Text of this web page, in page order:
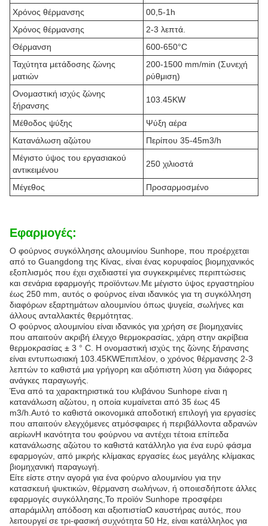
Χρόνος θέρμανσης
00,5-1h
Χρόνος θέρμανσης
2-3 λεπτά.
Θέρμανση
600-650°C
Ταχύτητα μετάδοσης ζώνης
ματιών
200-1500 mm/min (Συνεχή
ρύθμιση)
Ονομαστική ισχύς ζώνης
ξήρανσης
103.45KW
Μέθοδος ψύξης
Ψύξη αέρα
Κατανάλωση αζώτου
Περίπου 35-45m3/h
Μέγιστο ύψος του εργασιακού
αντικειμένου
250 χιλιοστά
Μέγεθος Προσαρμοσμένο
Εφαρμογές:
Ο φούρνος συγκόλλησης αλουμινίου Sunhope, που προέρχεται
από το Guangdong της Κίνας, είναι ένας κορυφαίος βιομηχανικός
εξοπλισμός που έχει σχεδιαστεί για συγκεκριμένες περιπτώσεις
και σενάρια εφαρμογής προϊόντων.Με μέγιστο ύψος εργαστηρίου
έως 250 mm, αυτός ο φούρνος είναι ιδανικός για τη συγκόλληση
διαφόρων εξαρτημάτων αλουμινίου όπως ψυγεία, σωλήνες και
άλλους ανταλλακτές θερμότητας.
Ο φούρνος αλουμινίου είναι ιδανικός για χρήση σε βιομηχανίες
που απαιτούν ακριβή έλεγχο θερμοκρασίας, χάρη στην ακρίβεια
θερμοκρασίας ± 3 ° C. Η ονομαστική ισχύς της ζώνης ξήρανσης
είναι εντυπωσιακή 103.45KWΕπιπλέον, ο χρόνος θέρμανσης 2-3
λεπτών το καθιστά μια γρήγορη και αξιόπιστη λύση για διάφορες
ανάγκες παραγωγής.
Ένα από τα χαρακτηριστικά του κλιβάνου Sunhope είναι η
κατανάλωση αζώτου, η οποία κυμαίνεται από 35 έως 45
m3/h.Αυτό το καθιστά οικονομικά αποδοτική επιλογή για εργασίες
που απαιτούν ελεγχόμενες ατμόσφαιρες ή περιβάλλοντα αδρανών
αερίωνΗ ικανότητα του φούρνου να αντέχει τέτοια επίπεδα
κατανάλωσης αζώτου το καθιστά κατάλληλο για ένα ευρύ φάσμα
εφαρμογών, από μικρής κλίμακας εργασίες έως μεγάλης κλίμακας
βιομηχανική παραγωγή.
Είτε είστε στην αγορά για ένα φούρνο αλουμινίου για την
κατασκευή ψυκτικών, θέρμανση σωλήνων, ή οποιεσδήποτε άλλες
εφαρμογές συγκόλλησης,Το προϊόν Sunhope προσφέρει
απαράμιλλη απόδοση και αξιοπιστίαΟ καυστήρας αυτός, που
λειτουργεί σε τρι-φασική συχνότητα 50 Hz, είναι κατάλληλος για